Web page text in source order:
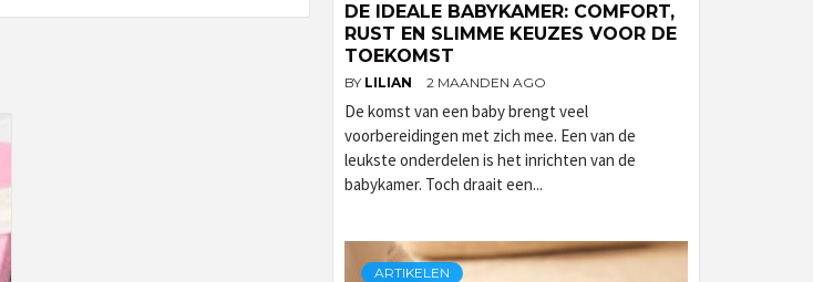
DE IDEALE BABYKAMER: COMFORT,
RUST EN SLIMME KEUZES VOOR DE
TOEKOMST
BY LILIAN 2 MAANDEN AGO
De komst van een baby brengt veel
voorbereidingen met zich mee. Een van de
leukste onderdelen is het inrichten van de
babykamer. Toch draait een...
ARTIKELEN